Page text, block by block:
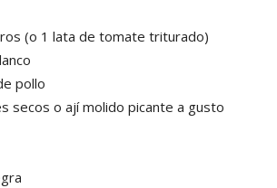
(o 1 lata de tomate triturado)
pollo
secos o ají molido picante a gusto